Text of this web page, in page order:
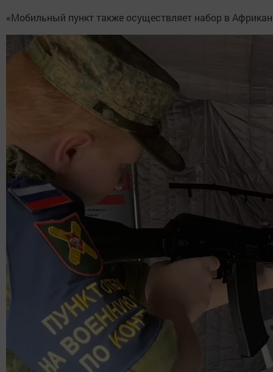
«Мобильный пункт также осуществляет набор в